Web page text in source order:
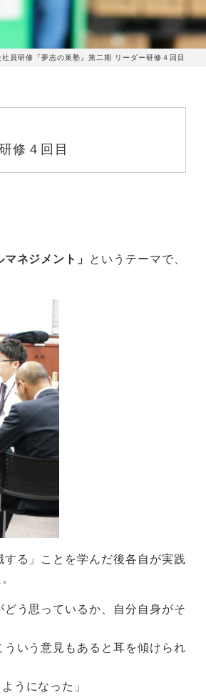
社員研修『夢志の巣塾』第二期 リーダー研修４回目
修４回目
ネジメント」
というテーマで、
る」ことを学んだ後各自が実践
どう思っているか、自分自身がそ
ういう意見もあると耳を傾けられ
うになった」